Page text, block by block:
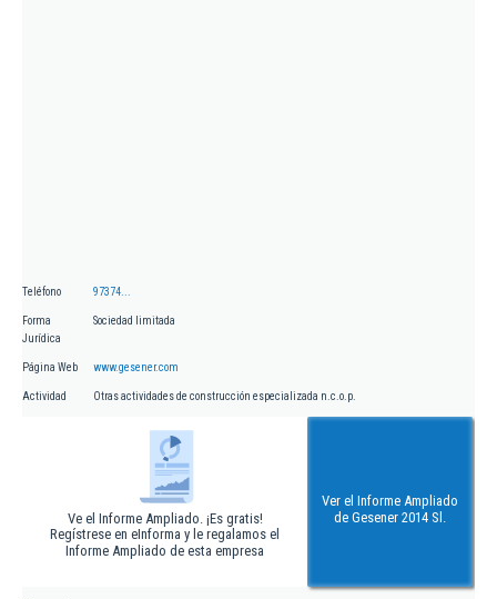
Teléfono 97374...
Forma
Jurídica
Sociedad limitada
Página Web www.gesener.com
Actividad Otras actividades de construcción especializada n.c.o.p.
Ve el Informe Ampliado. ¡Es gratis!
Regístrese en eInforma y le regalamos el
Informe Ampliado de esta empresa
Ver el Informe Ampliado
de Gesener 2014 Sl.